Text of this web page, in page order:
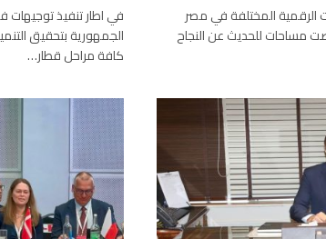
المختلفة في مصر
مساحات للحديث عن النجاح
في اطار تنفيذ توجيهات
الجمهورية بتحقيق
كافة مراحل قطار…